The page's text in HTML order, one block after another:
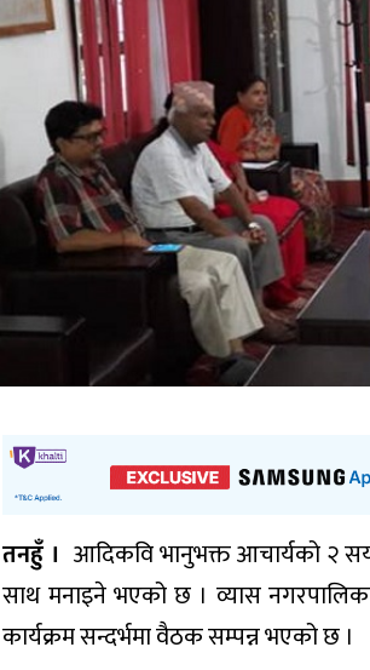
तनहुँ । आदिकवि भानुभक्त आचार्यको २
साथ मनाइने भएको छ । व्यास
कार्यक्रम सन्दर्भमा वैठक सम्पन्न भएको छ ।